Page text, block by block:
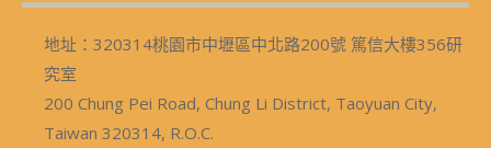
地址：320314桃園市中壢區中北路200號 篤信大樓356研
究室
200 Chung Pei Road, Chung Li District, Taoyuan City,
Taiwan 320314, R.O.C.